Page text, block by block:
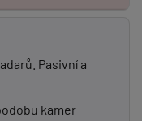
Pasivní a
kamer